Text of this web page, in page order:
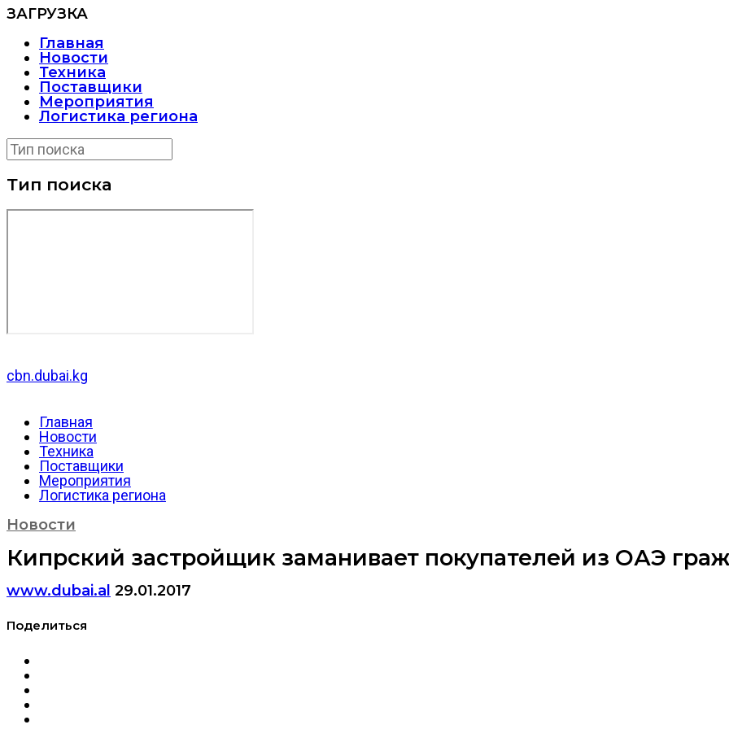
ЗАГРУЗКА
Главная
Новости
Техника
Поставщики
Мероприятия
Логистика региона
Тип поиска
cbn.dubai.kg
Главная
Новости
Техника
Поставщики
Мероприятия
Логистика региона
Новости
Кипрский застройщик заманивает покупателей из ОАЭ
www.dubai.al 29.01.2017
Поделиться